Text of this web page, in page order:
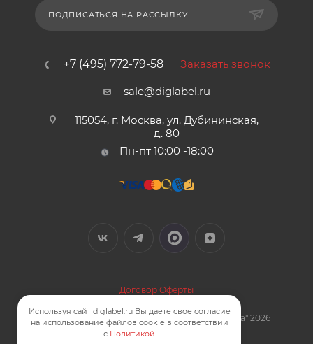
ПОДПИСАТЬСЯ НА РАССЫЛКУ
+7 (495) 772-79-58 Заказать звонок
sale@diglabel.ru
115054, г. Москва, ул. Дубининская,
д. 80
Пн-пт 10:00 -18:00
Договор Оферты
Карта сайта
| © Компания "Цифровая Этикетка" 2026
Смотреть на карте
Используя сайт diglabel.ru Вы даете свое согласие
на использование файлов cookie в соответствии
с Политикой